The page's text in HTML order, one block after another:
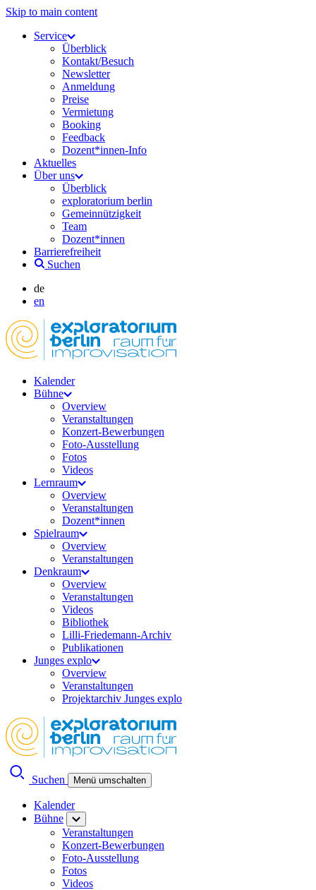
Skip to main content
Service
Überblick
Kontakt/Besuch
Newsletter
Anmeldung
Preise
Vermietung
Booking
Feedback
Dozent*innen-Info
Aktuelles
Über uns
Überblick
exploratorium berlin
Gemeinnützigkeit
Team
Dozent*innen
Barrierefreiheit
Suchen
de
en
Kalender
Bühne
Overview
Veranstaltungen
Konzert-Bewerbungen
Foto-Ausstellung
Fotos
Videos
Lernraum
Overview
Veranstaltungen
Dozent*innen
Spielraum
Overview
Veranstaltungen
Denkraum
Overview
Veranstaltungen
Videos
Bibliothek
Lilli-Friedemann-Archiv
Publikationen
Junges explo
Overview
Veranstaltungen
Projektarchiv Junges explo
Suchen Menü umschalten
Kalender
Bühne
Veranstaltungen
Konzert-Bewerbungen
Foto-Ausstellung
Fotos
Videos